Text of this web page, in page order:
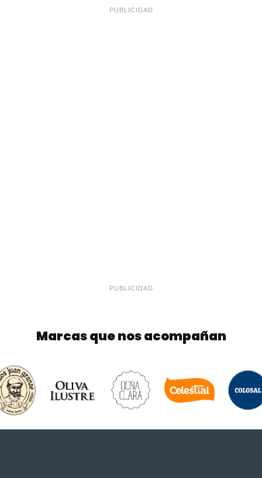
PUBLICIDAD
PUBLICIDAD
Marcas que nos acompañan